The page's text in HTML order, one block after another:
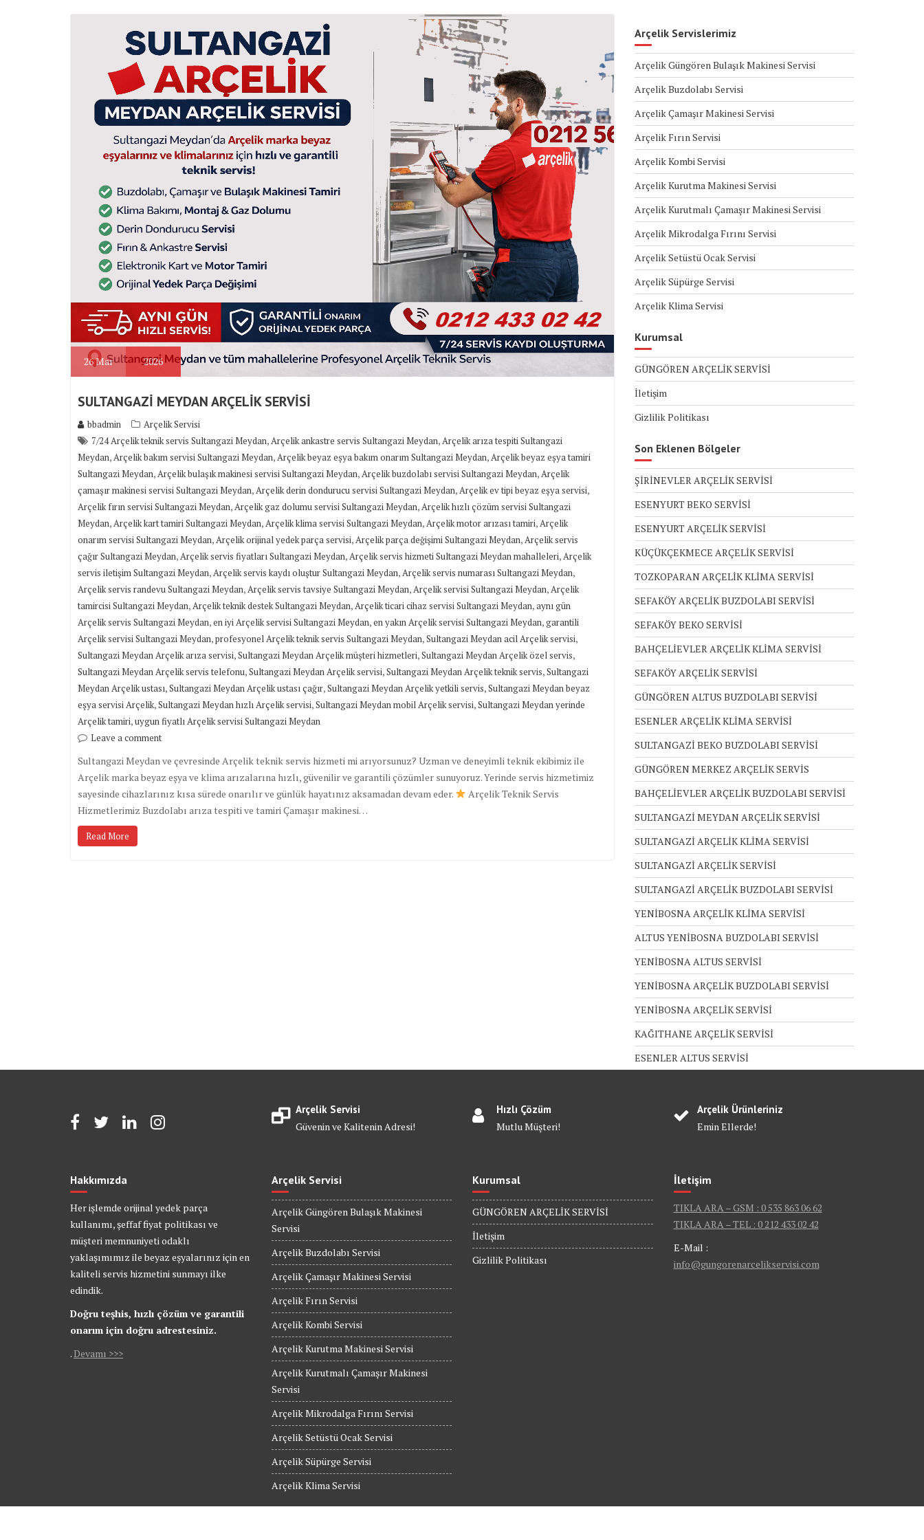
26Mar 2026
SULTANGAZİ MEYDAN ARÇELİK SERVİSİ
bbadmin
Arçelik Servisi
7/24 Arçelik teknik servis Sultangazi Meydan,Arçelik ankastre servis Sultangazi Meydan,Arçelik arıza tespiti Sultangazi
Meydan,Arçelik bakım servisi Sultangazi Meydan,Arçelik beyaz eşya bakım onarım Sultangazi Meydan,Arçelik beyaz eşya tamiri
Sultangazi Meydan,Arçelik bulaşık makinesi servisi Sultangazi Meydan,Arçelik buzdolabı servisi Sultangazi Meydan,Arçelik
çamaşır makinesi servisi Sultangazi Meydan,Arçelik derin dondurucu servisi Sultangazi Meydan,Arçelik ev tipi beyaz eşya servisi,
Arçelik fırın servisi Sultangazi Meydan,Arçelik gaz dolumu servisi Sultangazi Meydan,Arçelik hızlı çözüm servisi Sultangazi
Meydan,Arçelik kart tamiri Sultangazi Meydan,Arçelik klima servisi Sultangazi Meydan,Arçelik motor arızası tamiri,Arçelik
onarım servisi Sultangazi Meydan,Arçelik orijinal yedek parça servisi,Arçelik parça değişimi Sultangazi Meydan,Arçelik servis
çağır Sultangazi Meydan,Arçelik servis fiyatları Sultangazi Meydan,Arçelik servis hizmeti Sultangazi Meydan mahalleleri,Arçelik
servis iletişim Sultangazi Meydan,Arçelik servis kaydı oluştur Sultangazi Meydan,Arçelik servis numarası Sultangazi Meydan,
Arçelik servis randevu Sultangazi Meydan,Arçelik servis tavsiye Sultangazi Meydan,Arçelik servisi Sultangazi Meydan,Arçelik
tamircisi Sultangazi Meydan,Arçelik teknik destek Sultangazi Meydan,Arçelik ticari cihaz servisi Sultangazi Meydan,aynı gün
Arçelik servis Sultangazi Meydan,en iyi Arçelik servisi Sultangazi Meydan,en yakın Arçelik servisi Sultangazi Meydan,garantili
Arçelik servisi Sultangazi Meydan,profesyonel Arçelik teknik servis Sultangazi Meydan,Sultangazi Meydan acil Arçelik servisi,
Sultangazi Meydan Arçelik arıza servisi,Sultangazi Meydan Arçelik müşteri hizmetleri,Sultangazi Meydan Arçelik özel servis,
Sultangazi Meydan Arçelik servis telefonu,Sultangazi Meydan Arçelik servisi,Sultangazi Meydan Arçelik teknik servis,Sultangazi
Meydan Arçelik ustası,Sultangazi Meydan Arçelik ustası çağır,Sultangazi Meydan Arçelik yetkili servis,Sultangazi Meydan beyaz
eşya servisi Arçelik,Sultangazi Meydan hızlı Arçelik servisi,Sultangazi Meydan mobil Arçelik servisi,Sultangazi Meydan yerinde
Arçelik tamiri,uygun fiyatlı Arçelik servisi Sultangazi Meydan
Leave a comment
Sultangazi Meydan ve çevresinde Arçelik teknik servis hizmeti mi arıyorsunuz? Uzman ve deneyimli teknik ekibimiz ile
Arçelik marka beyaz eşya ve klima arızalarına hızlı, güvenilir ve garantili çözümler sunuyoruz. Yerinde servis hizmetimiz
sayesinde cihazlarınız kısa sürede onarılır ve günlük hayatınız aksamadan devam eder.
Arçelik Teknik Servis
Hizmetlerimiz Buzdolabı arıza tespiti ve tamiri Çamaşır makinesi…
Read More
Arçelik Servislerimiz
Arçelik Güngören Bulaşık Makinesi Servisi
Arçelik Buzdolabı Servisi
Arçelik Çamaşır Makinesi Servisi
Arçelik Fırın Servisi
Arçelik Kombi Servisi
Arçelik Kurutma Makinesi Servisi
Arçelik Kurutmalı Çamaşır Makinesi Servisi
Arçelik Mikrodalga Fırını Servisi
Arçelik Setüstü Ocak Servisi
Arçelik Süpürge Servisi
Arçelik Klima Servisi
Kurumsal
GÜNGÖREN ARÇELİK SERVİSİ
İletişim
Gizlilik Politikası
Son Eklenen Bölgeler
ŞİRİNEVLER ARÇELİK SERVİSİ
ESENYURT BEKO SERVİSİ
ESENYURT ARÇELİK SERVİSİ
KÜÇÜKÇEKMECE ARÇELİK SERVİSİ
TOZKOPARAN ARÇELİK KLİMA SERVİSİ
SEFAKÖY ARÇELİK BUZDOLABI SERVİSİ
SEFAKÖY BEKO SERVİSİ
BAHÇELİEVLER ARÇELİK KLİMA SERVİSİ
SEFAKÖY ARÇELİK SERVİSİ
GÜNGÖREN ALTUS BUZDOLABI SERVİSİ
ESENLER ARÇELİK KLİMA SERVİSİ
SULTANGAZİ BEKO BUZDOLABI SERVİSİ
GÜNGÖREN MERKEZ ARÇELİK SERVİS
BAHÇELİEVLER ARÇELİK BUZDOLABI SERVİSİ
SULTANGAZİ MEYDAN ARÇELİK SERVİSİ
SULTANGAZİ ARÇELİK KLİMA SERVİSİ
SULTANGAZİ ARÇELİK SERVİSİ
SULTANGAZİ ARÇELİK BUZDOLABI SERVİSİ
YENİBOSNA ARÇELİK KLİMA SERVİSİ
ALTUS YENİBOSNA BUZDOLABI SERVİSİ
YENİBOSNA ALTUS SERVİSİ
YENİBOSNA ARÇELİK BUZDOLABI SERVİSİ
YENİBOSNA ARÇELİK SERVİSİ
KAĞITHANE ARÇELİK SERVİSİ
ESENLER ALTUS SERVİSİ
Arçelik Servisi
Güvenin ve Kalitenin Adresi!
Hızlı Çözüm
Mutlu Müşteri!
Arçelik Ürünleriniz
Emin Ellerde!
Hakkımızda
Her işlemde orijinal yedek parça
kullanımı, şeffaf fiyat politikası ve
müşteri memnuniyeti odaklı
yaklaşımımız ile beyaz eşyalarınız için en
kaliteli servis hizmetini sunmayı ilke
edindik.
Doğru teşhis, hızlı çözüm ve garantili
onarım için doğru adrestesiniz.
.Devamı >>>
Arçelik Servisi
Arçelik Güngören Bulaşık Makinesi
Servisi
Arçelik Buzdolabı Servisi
Arçelik Çamaşır Makinesi Servisi
Arçelik Fırın Servisi
Arçelik Kombi Servisi
Arçelik Kurutma Makinesi Servisi
Arçelik Kurutmalı Çamaşır Makinesi
Servisi
Arçelik Mikrodalga Fırını Servisi
Arçelik Setüstü Ocak Servisi
Arçelik Süpürge Servisi
Arçelik Klima Servisi
Kurumsal
GÜNGÖREN ARÇELİK SERVİSİ
İletişim
Gizlilik Politikası
İletişim
TIKLA ARA – GSM : 0 535 863 06 62
TIKLA ARA – TEL : 0 212 433 02 42
E-Mail :
info@gungorenarcelikservisi.com